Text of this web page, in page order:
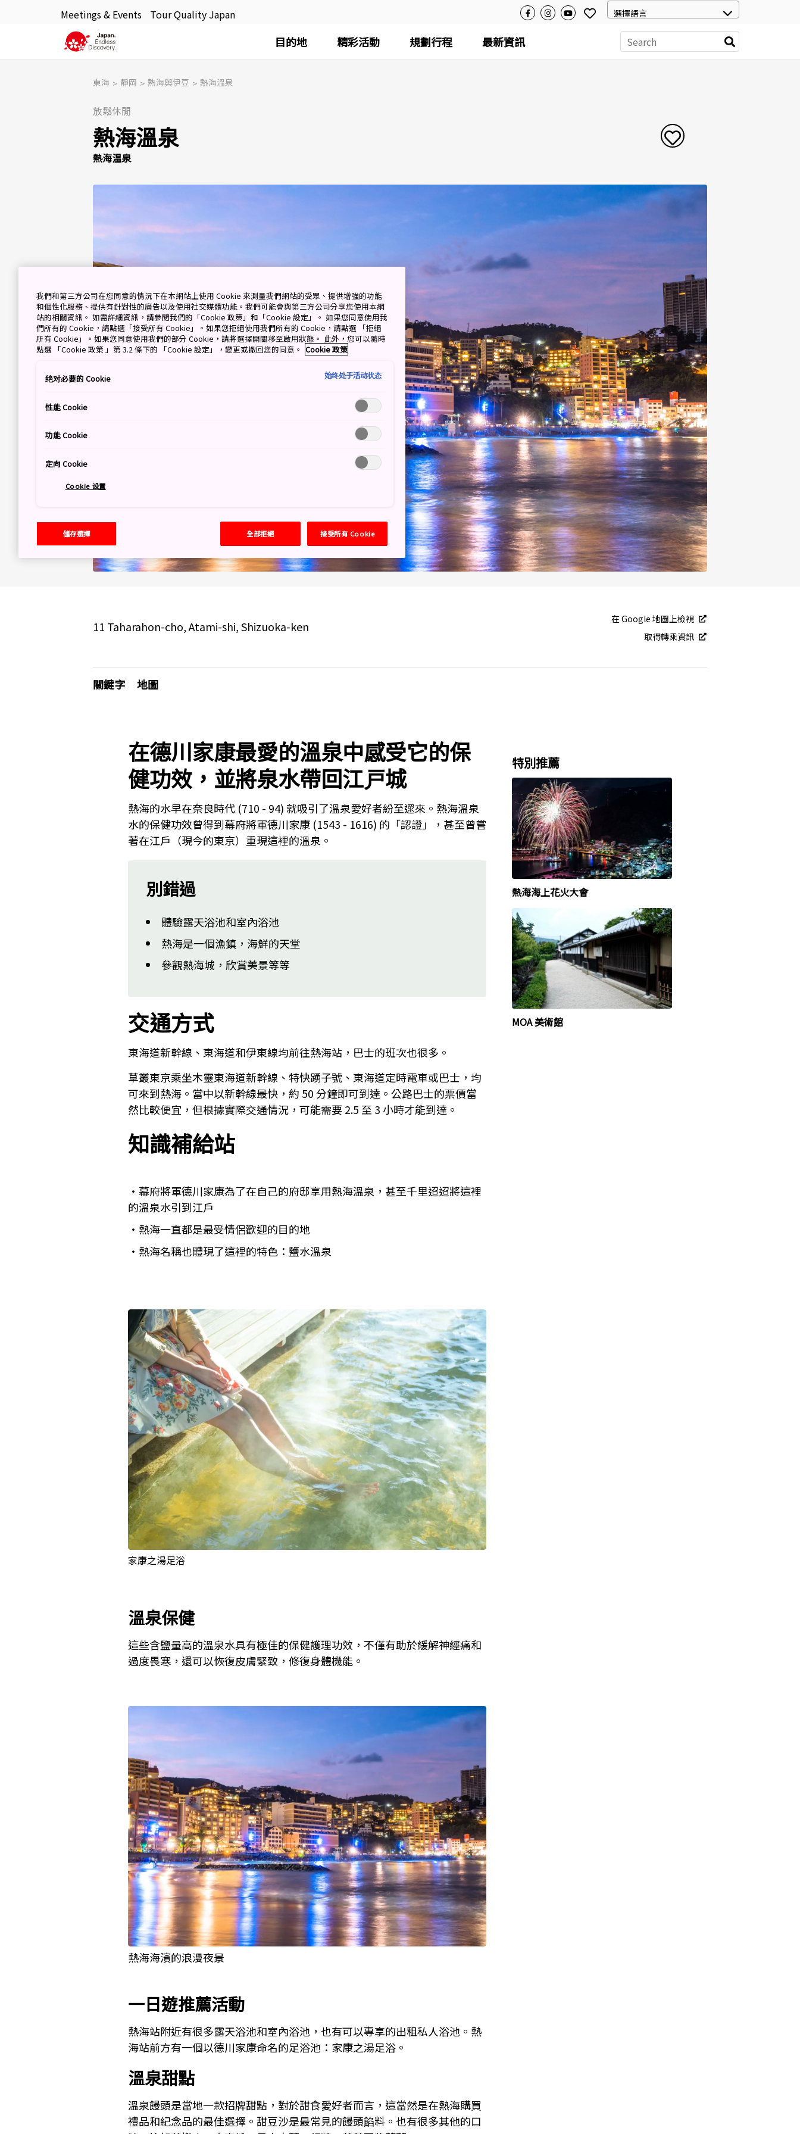
Meetings & Events Tour Quality Japan
目的地 精彩活動 規劃行程 最新資訊
東海 靜岡 熱海與伊豆 熱海溫泉
放鬆休閒
熱海溫泉
熱海温泉
11 Taharahon-cho, Atami-shi, Shizuoka-ken
在 Google 地圖上檢視
取得轉乘資訊
關鍵字 地圖
在德川家康最愛的溫泉中感受它的保
健功效，並將泉水帶回江戸城
熱海的水早在奈良時代 (710 - 94) 就吸引了溫泉愛好者紛至遝來。熱海溫泉
水的保健功效曾得到幕府將軍德川家康 (1543 - 1616) 的「認證」，甚至曾嘗
著在江戶（現今的東京）重現這裡的溫泉。
別錯過
體驗露天浴池和室內浴池
熱海是一個漁鎮，海鮮的天堂
參觀熱海城，欣賞美景等等
交通方式
東海道新幹線、東海道和伊東線均前往熱海站，巴士的班次也很多。
草叢東京乘坐木靈東海道新幹線、特快踴子號、東海道定時電車或巴士，均
可來到熱海。當中以新幹線最快，約 50 分鐘即可到達。公路巴士的票價當
然比較便宜，但根據實際交通情況，可能需要 2.5 至 3 小時才能到達。
知識補給站
幕府將軍德川家康為了在自己的府邸享用熱海溫泉，甚至千里迢迢將這裡
的溫泉水引到江戶
熱海一直都是最受情侶歡迎的目的地
熱海名稱也體現了這裡的特色：鹽水溫泉
家康之湯足浴
溫泉保健
這些含鹽量高的溫泉水具有極佳的保健護理功效，不僅有助於緩解神經痛和
過度畏寒，還可以恢復皮膚緊致，修復身體機能。
熱海海濱的浪漫夜景
一日遊推薦活動
熱海站附近有很多露天浴池和室內浴池，也有可以專享的出租私人浴池。熱
海站前方有一個以德川家康命名的足浴池：家康之湯足浴。
溫泉甜點
溫泉饅頭是當地一款招牌甜點，對於甜食愛好者而言，這當然是在熱海購買
禮品和紀念品的最佳選擇。甜豆沙是最常見的饅頭餡料。也有很多其他的口
特別推薦
熱海海上花火大會
MOA 美術館
我們和第三方公司在您同意的情況下在本網站上使用 Cookie 來測量我們網站的受眾、提供增強的功能
和個性化服務、提供有針對性的廣告以及使用社交媒體功能。我們可能會與第三方公司分享您使用本網
站的相關資訊。 如需詳細資訊，請參閱我們的「Cookie 政策」和「Cookie 設定」。 如果您同意使用我
們所有的 Cookie，請點選「接受所有 Cookie」。如果您拒絕使用我們所有的 Cookie，請點選 「拒絕
所有 Cookie」。如果您同意使用我們的部分 Cookie，請將選擇開關移至啟用狀態。 此外，您可以隨時
點選 「Cookie 政策 」第 3.2 條下的 「Cookie 設定」，變更或撤回您的同意。 Cookie 政策
绝对必要的 Cookie 始终处于活动状态
性能 Cookie
功能 Cookie
定向 Cookie
Cookie 设置
儲存選擇 全部拒絕 接受所有 Cookie